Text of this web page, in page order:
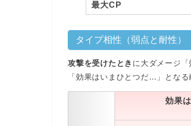
最大CP
タイプ相性（弱点と耐性）
攻撃を受けたとき に大ダメージ
「効果はいまひとつだ…」となる
効果